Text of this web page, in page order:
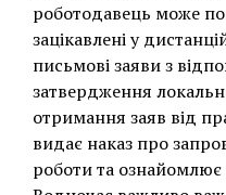
роботодавець може
зацікавлені у
письмові заяви з
затвердження
отримання заяв від
видає наказ про
роботи та ознайомлює